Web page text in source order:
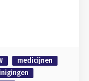
medicijnen